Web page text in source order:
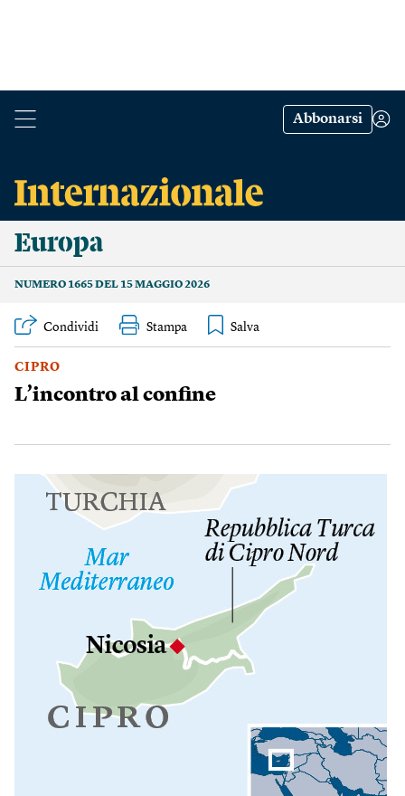
Abbonarsi
Europa
NUMERO 1665 DEL 15 MAGGIO 2026
Condividi Stampa
CIPRO
L’incontro al confine